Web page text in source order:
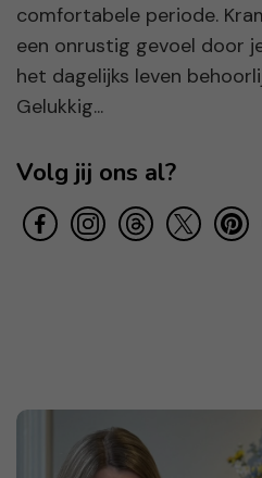
comfortabele periode.
een onrustig gevoel door
het dagelijks leven
Gelukkig...
Volg jij ons al?